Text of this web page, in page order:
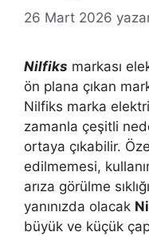
26 Mart 2026
Nilfiks markası
ön plana çıkan
Nilfiks marka
zamanla çeşitli
ortaya çıkabilir.
edilmemesi,
arıza görülme
yanınızda olacak
büyük ve küçük